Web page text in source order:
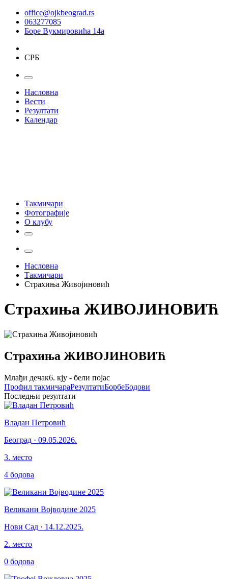
office@ojkbeograd.rs
063277085
Боре Вукмировића 14а
СРБ
Насловна
Вести
Резултати
Календар
Такмичари
Фотографије
О клубу
Насловна
Такмичари
Страхиња Живојиновић
Страхиња ЖИВОЈИНОВИЋ
Страхиња ЖИВОЈИНОВИЋ
Млађи дечак6. кју - бели појас
Профил такмичараРезултатиБорбеБодови
Последњи резултати
Владан Петровић
Београд · 09.05.2026.
3. место
4 бодова
Великани Војводине 2025
Нови Сад · 14.12.2025.
2. место
0 бодова